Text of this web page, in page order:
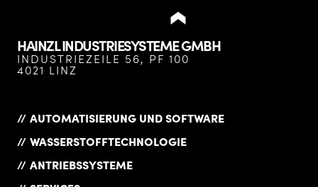
HAINZL INDUSTRIESYSTEME GMBH
INDUSTRIEZEILE 56, PF 100
4021 LINZ
AUTOMATISIERUNG UND SOFTWARE
WASSERSTOFFTECHNOLOGIE
ANTRIEBSSYSTEME